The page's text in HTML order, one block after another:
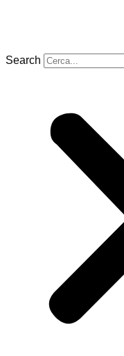
Search